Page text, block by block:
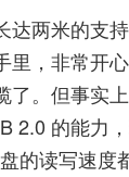
达两米的支
里，非常开
了。但事实
2.0 的能力
的读写速度